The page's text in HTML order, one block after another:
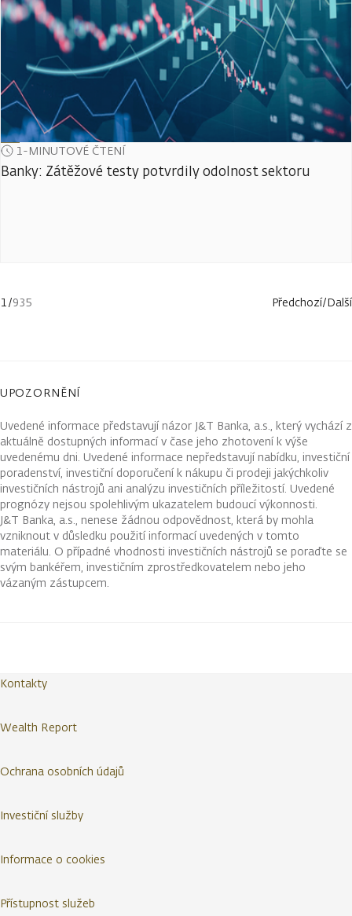
1-MINUTOVÉ ČTENÍ
Banky: Zátěžové testy potvrdily odolnost sektoru
1/935 Předchozí/Další
UPOZORNĚNÍ
Uvedené informace představují názor J&T Banka, a.s., který vychází z
aktuálně dostupných informací v čase jeho zhotovení k výše
uvedenému dni. Uvedené informace nepředstavují nabídku, investiční
poradenství, investiční doporučení k nákupu či prodeji jakýchkoliv
investičních nástrojů ani analýzu investičních příležitostí. Uvedené
prognózy nejsou spolehlivým ukazatelem budoucí výkonnosti.
J&T Banka, a.s., nenese žádnou odpovědnost, která by mohla
vzniknout v důsledku použití informací uvedených v tomto
materiálu. O případné vhodnosti investičních nástrojů se poraďte se
svým bankéřem, investičním zprostředkovatelem nebo jeho
vázaným zástupcem.
Kontakty
Wealth Report
Ochrana osobních údajů
Investiční služby
Informace o cookies
Přístupnost služeb